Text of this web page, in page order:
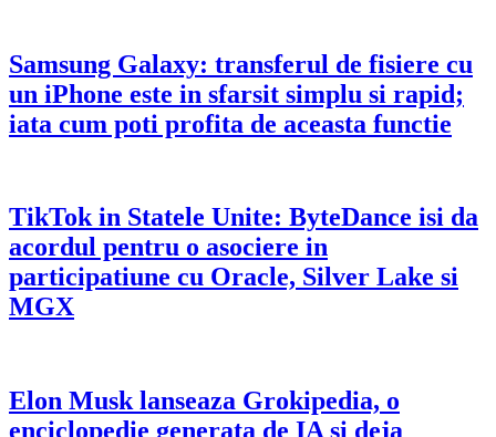
Samsung Galaxy: transferul de fisiere cu
un iPhone este in sfarsit simplu si rapid;
iata cum poti profita de aceasta functie
TikTok in Statele Unite: ByteDance isi da
acordul pentru o asociere in
participatiune cu Oracle, Silver Lake si
MGX
Elon Musk lanseaza Grokipedia, o
enciclopedie generata de IA si deja